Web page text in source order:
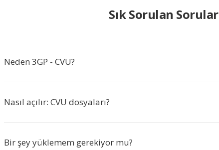
Sık Sorulan Sorular
Neden 3GP - CVU?
Nasıl açılır: CVU dosyaları?
Bir şey yüklemem gerekiyor mu?